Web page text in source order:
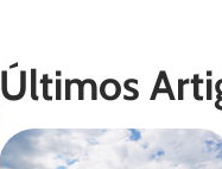
Últimos